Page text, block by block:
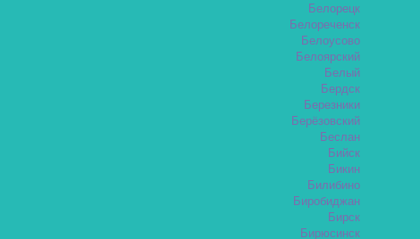
Белорецк
Белореченск
Белоусово
Белоярский
Белый
Бердск
Березники
Берёзовский
Беслан
Бийск
Бикин
Билибино
Биробиджан
Бирск
Бирюсинск